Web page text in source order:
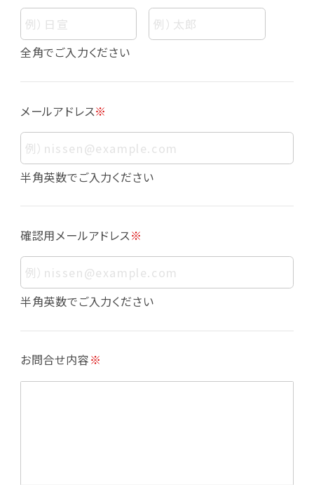
個人情報
個人情報とは、お客様個人に関する情報であっ
て、当該情報を構成する氏名、住所、電話番号、
す。また、その情報のみでは識別できない場合で
も、他の情報と容易に照合することで、結果的に
お客様個人を識別できるものも個人情報に含ま
れます。
個人情報の利用目的について
下の通りであり、これらの目的達成の範囲を超
えてお客様の個人情報を利用することはありま
せん。
・会員登録者の個人認証
・会員ポイントプログラムの運営
・メールマガジンの配信
・本サービスに関する規約等の変更の通知
全角でご入力ください
メールアドレス※
半角英数でご入力ください
確認用メールアドレス※
半角英数でご入力ください
お問合せ内容※